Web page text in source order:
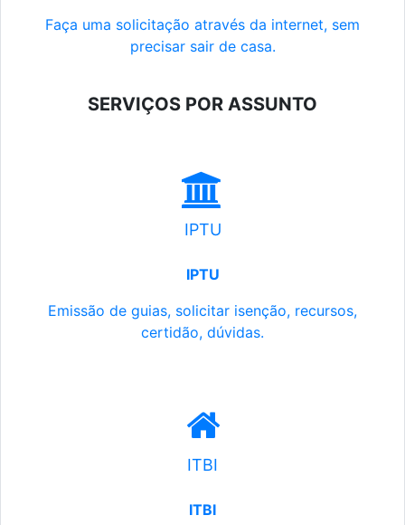
Faça uma solicitação através da internet, sem
precisar sair de casa.
SERVIÇOS POR ASSUNTO
IPTU
IPTU
Emissão de guias, solicitar isenção, recursos,
certidão, dúvidas.
ITBI
ITBI